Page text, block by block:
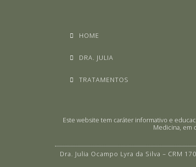
HOME
DRA. JULIA
TRATAMENTOS
Este website tem caráter informativo e
Medicina, em
Dra. Julia Ocampo Lyra da Silva – CRM